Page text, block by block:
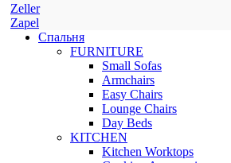
Zeller
Zapel
Спальня
FURNITURE
Small Sofas
Armchairs
Easy Chairs
Lounge Chairs
Day Beds
KITCHEN
Kitchen Worktops